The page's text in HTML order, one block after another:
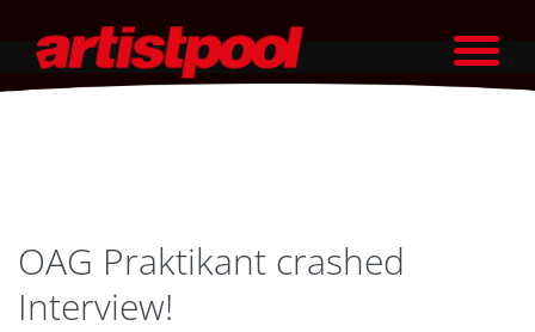
OAG Praktikant crashed
Interview!